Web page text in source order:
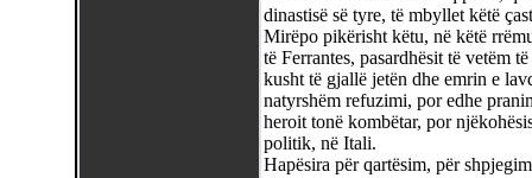
dinastisë së tyre, të mbyllet këtë
Mirëpo pikërisht këtu, në këtë
të Ferrantes, pasardhësit të vetëm
kusht të gjallë jetën dhe emrin e
natyrshëm refuzimi, por edhe
heroit tonë kombëtar, por
politik, në Itali.
Hapësira për qartësim, për